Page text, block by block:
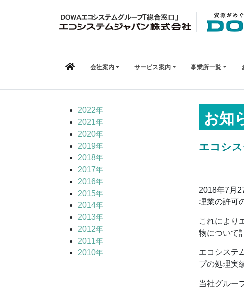
会社案内 サービス案内 事業所一覧
2022年
2021年
2020年
2019年
2018年
2017年
2016年
2015年
2014年
2013年
2012年
2011年
2010年
お知
エコシ
2018年7月
理業の許可
これにより
物について
エコシステ
プの処理実
当社グルー